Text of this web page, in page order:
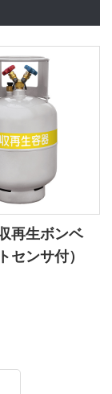
再生ボンベ
センサ付）